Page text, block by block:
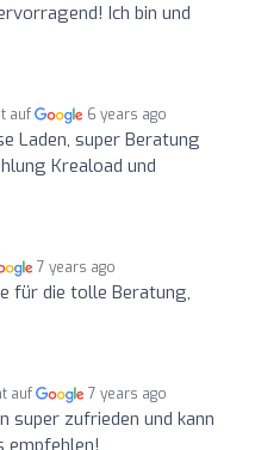
Ich bin und
auf 6 years ago
Laden, super Beratung
Kreaload und
7 years ago
für die tolle Beratung,
auf 7 years ago
super zufrieden und kann
empfehlen!